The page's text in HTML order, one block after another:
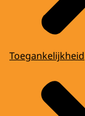
Toegankelijkheid